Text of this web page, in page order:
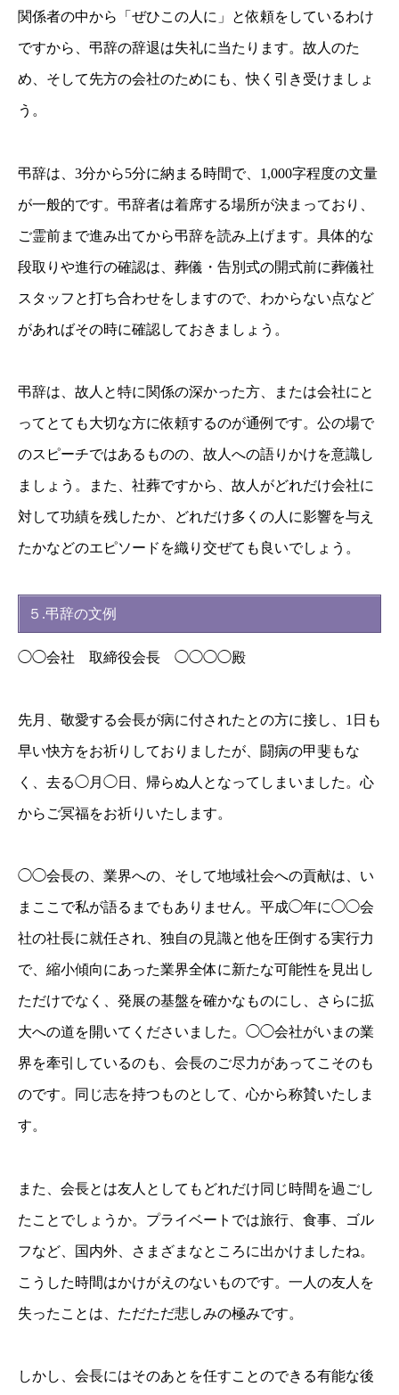
関係者の中から「ぜひこの人に」と依頼をしているわけ
ですから、弔辞の辞退は失礼に当たります。故人のた
め、そして先方の会社のためにも、快く引き受けましょ
う。
弔辞は、3分から5分に納まる時間で、1,000字程度の文量
が一般的です。弔辞者は着席する場所が決まっており、
ご霊前まで進み出てから弔辞を読み上げます。具体的な
段取りや進行の確認は、葬儀・告別式の開式前に葬儀社
スタッフと打ち合わせをしますので、わからない点など
があればその時に確認しておきましょう。
弔辞は、故人と特に関係の深かった方、または会社にと
ってとても大切な方に依頼するのが通例です。公の場で
のスピーチではあるものの、故人への語りかけを意識し
ましょう。また、社葬ですから、故人がどれだけ会社に
対して功績を残したか、どれだけ多くの人に影響を与え
たかなどのエピソードを織り交ぜても良いでしょう。
５.弔辞の文例
◯◯会社 取締役会長 ◯◯◯◯殿
先月、敬愛する会長が病に付されたとの方に接し、1日も
早い快方をお祈りしておりましたが、闘病の甲斐もな
く、去る◯月◯日、帰らぬ人となってしまいました。心
からご冥福をお祈りいたします。
◯◯会長の、業界への、そして地域社会への貢献は、い
まここで私が語るまでもありません。平成◯年に◯◯会
社の社長に就任され、独自の見識と他を圧倒する実行力
で、縮小傾向にあった業界全体に新たな可能性を見出し
ただけでなく、発展の基盤を確かなものにし、さらに拡
大への道を開いてくださいました。◯◯会社がいまの業
界を牽引しているのも、会長のご尽力があってこそのも
のです。同じ志を持つものとして、心から称賛いたしま
す。
また、会長とは友人としてもどれだけ同じ時間を過ごし
たことでしょうか。プライベートでは旅行、食事、ゴル
フなど、国内外、さまざまなところに出かけましたね。
こうした時間はかけがえのないものです。一人の友人を
失ったことは、ただただ悲しみの極みです。
しかし、会長にはそのあとを任すことのできる有能な後